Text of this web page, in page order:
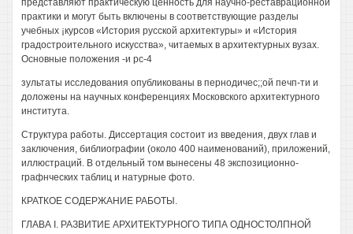
представляют практическую ценность для научно-реставрационной
практики и могут быть включены в соответствующие разделы
учебных ¡курсов «История русской архитектуры» и «История
градостроительного искусства», читаемых в архитектурных вузах.
Основные положения -и рс-4
зультаты исследования опубликованы в пернодичес;;ой печп-ти и
доложены на научных конференциях Московского архитектурного
института.
Структура работы. Диссертация состоит из введения, двух глав и
заключения, библиографии (около 400 наименований), приложений,
иллюстраций. В отдельный том вынесены 48 экспозиционно-
графнческих таблиц и натурные фото.
КРАТКОЕ СОДЕРЖАНИЕ РАБОТЫ.
ГЛАВА I. РАЗВИТИЕ АРХИТЕКТУРНОГО ТИПА ОДНОСТОЛПНОЙ